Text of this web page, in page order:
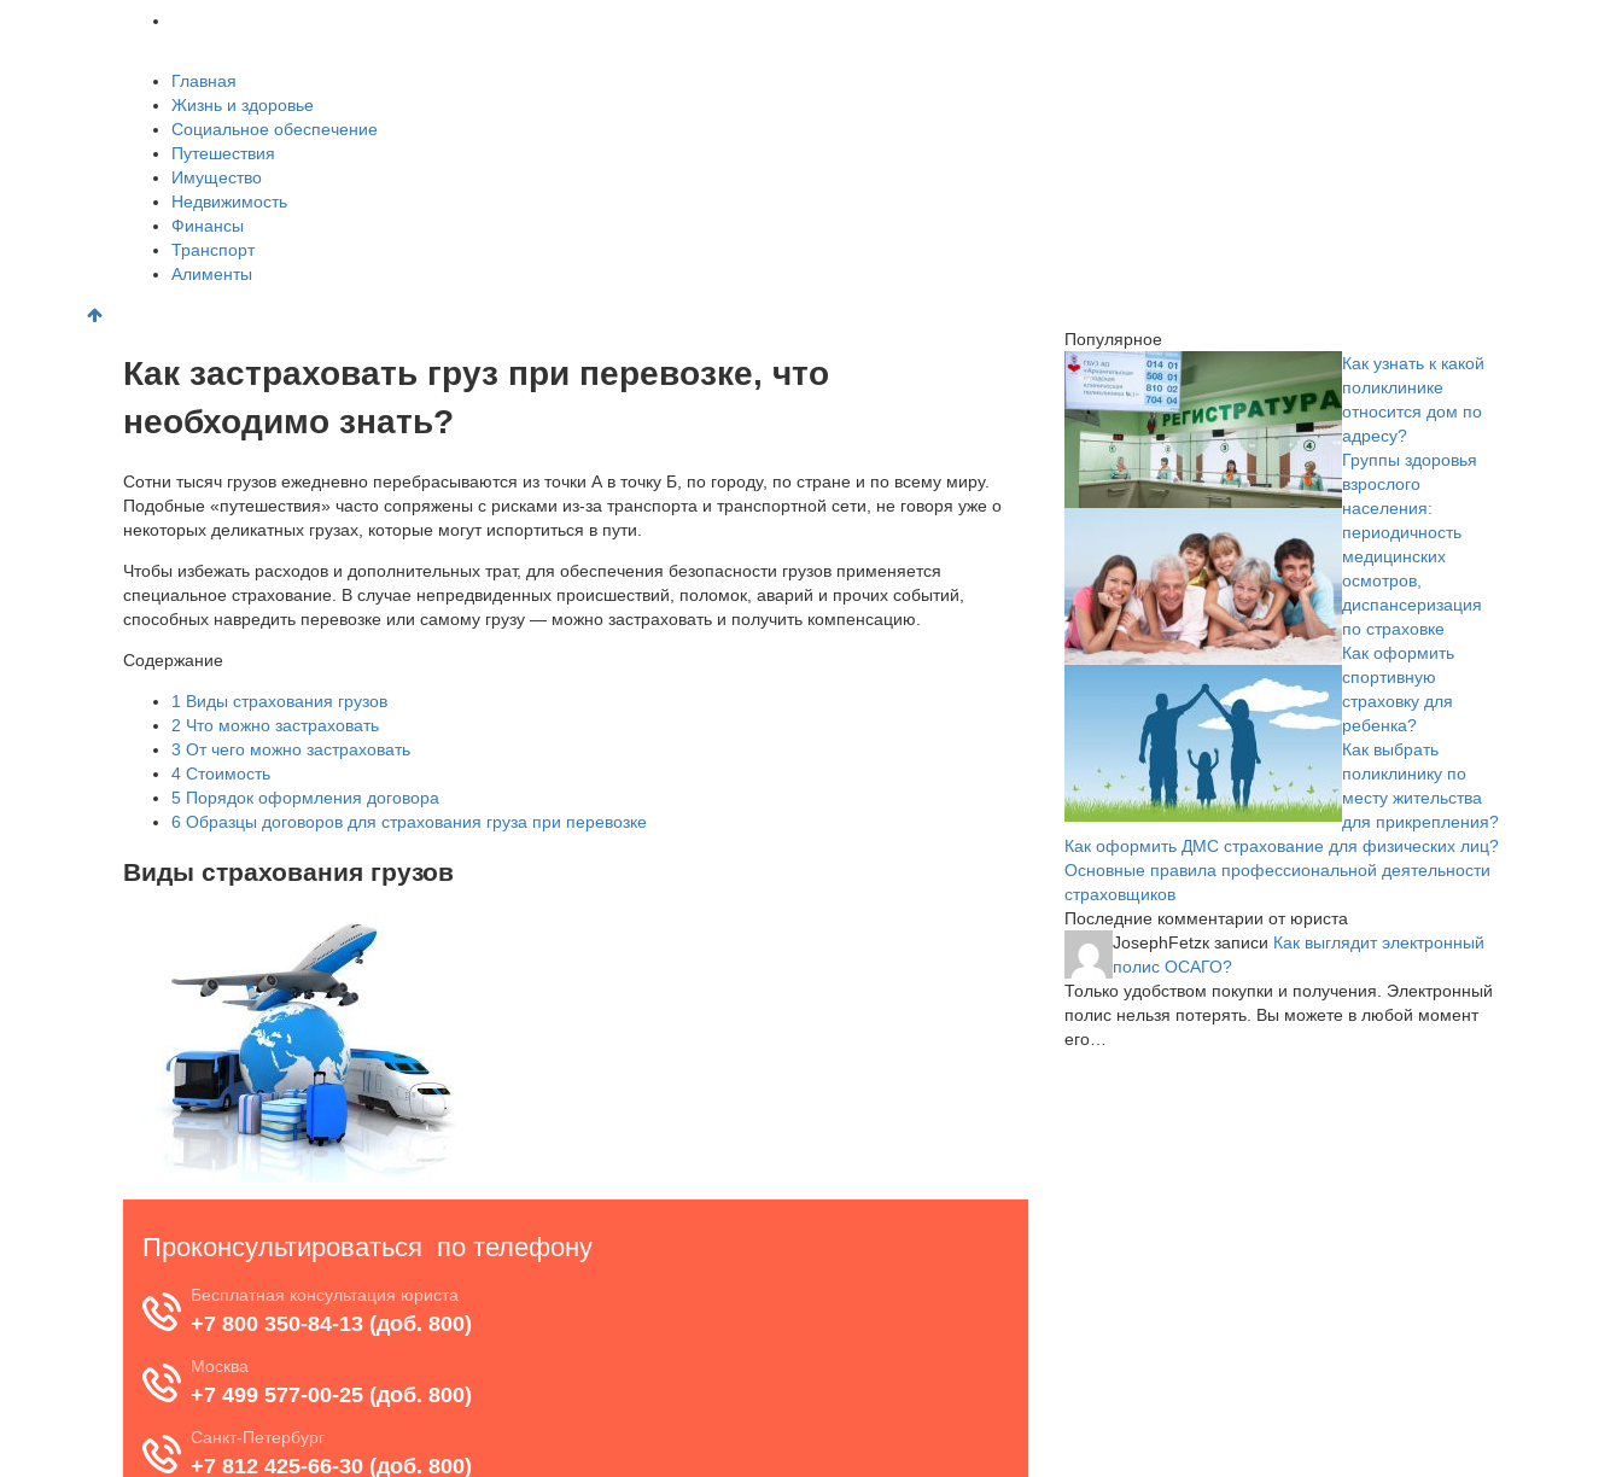
Главная
Жизнь и здоровье
Социальное обеспечение
Путешествия
Имущество
Недвижимость
Финансы
Транспорт
Алименты
Как застраховать груз при перевозке, что
необходимо знать?
Сотни тысяч грузов ежедневно перебрасываются из точки А в точку Б, по городу, по стране и по всему миру.
Подобные «путешествия» часто сопряжены с рисками из-за транспорта и транспортной сети, не говоря уже о
некоторых деликатных грузах, которые могут испортиться в пути.
Чтобы избежать расходов и дополнительных трат, для обеспечения безопасности грузов применяется
специальное страхование. В случае непредвиденных происшествий, поломок, аварий и прочих событий,
способных навредить перевозке или самому грузу — можно застраховать и получить компенсацию.
Содержание
1 Виды страхования грузов
2 Что можно застраховать
3 От чего можно застраховать
4 Стоимость
5 Порядок оформления договора
6 Образцы договоров для страхования груза при перевозке
Виды страхования грузов
Популярное
Как узнать к какой
поликлинике
относится дом по
адресу?
Группы здоровья
взрослого
населения:
периодичность
медицинских
осмотров,
диспансеризация
по страховке
Как оформить
спортивную
страховку для
ребенка?
Как выбрать
поликлинику по
месту жительства
для прикрепления?
Как оформить ДМС страхование для физических лиц?
Основные правила профессиональной деятельности
страховщиков
Последние комментарии от юриста
JosephFetzк записи Как выглядит электронный
полис ОСАГО?
Только удобством покупки и получения. Электронный
полис нельзя потерять. Вы можете в любой момент
его…